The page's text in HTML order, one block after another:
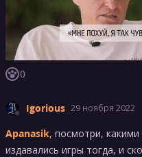
0
Igorious 29 ноября 2022
Apanasik, посмотри,
издавались игры тогда, и